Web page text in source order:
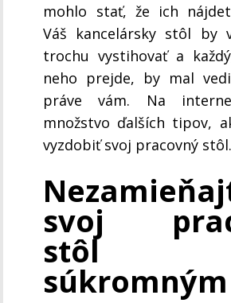
mohlo stať, že ich
Váš kancelársky stôl by
trochu vystihovať a
neho prejde, by mal
práve vám. Na
množstvo ďalších tipov,
vyzdobiť svoj pracovný stôl.
svoj
stôl
súkromným